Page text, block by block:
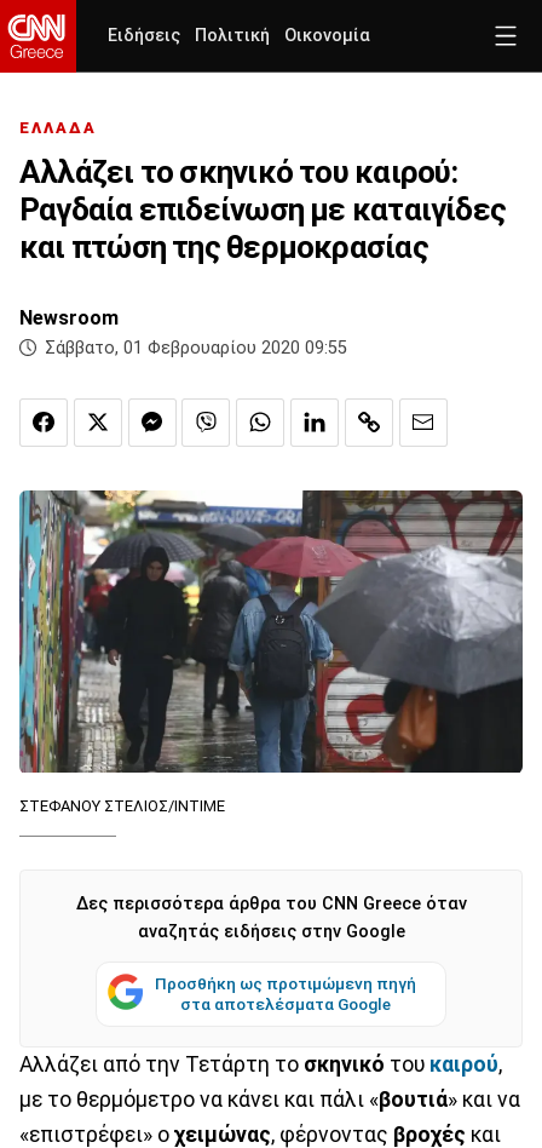
Ειδήσεις Πολιτική Οικονομία
ΕΛΛΑΔΑ
Αλλάζει το σκηνικό του καιρού:
Ραγδαία επιδείνωση με καταιγίδες
και πτώση της θερμοκρασίας
Newsroom
Σάββατο, 01 Φεβρουαρίου 2020 09:55
ΣΤΕΦΑΝΟΥ ΣΤΕΛΙΟΣ/INTIME
Δες περισσότερα άρθρα του CNN Greece όταν
αναζητάς ειδήσεις στην Google
Προσθήκη ως προτιμώμενη πηγή
στα αποτελέσματα Google
Αλλάζει από την Τετάρτη το σκηνικό του καιρού,
με το θερμόμετρο να κάνει και πάλι «βουτιά» και να
«επιστρέφει» ο χειμώνας, φέρνοντας βροχές και